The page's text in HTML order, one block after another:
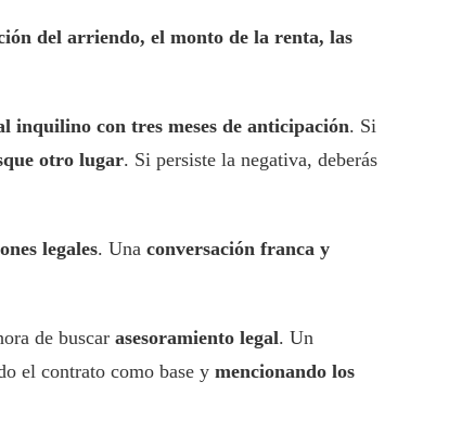
del arriendo, el monto de la renta, las
inquilino con tres meses de anticipación. Si
otro lugar. Si persiste la negativa, deberás
legales. Una conversación franca y
de buscar asesoramiento legal. Un
el contrato como base y mencionando los